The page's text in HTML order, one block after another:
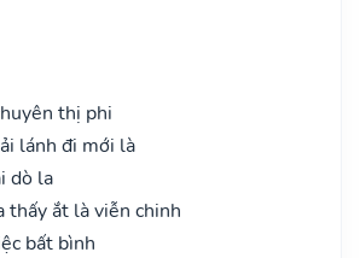
thị phi
lánh đi mới là
dò la
thấy ắt là viễn chinh
bất bình